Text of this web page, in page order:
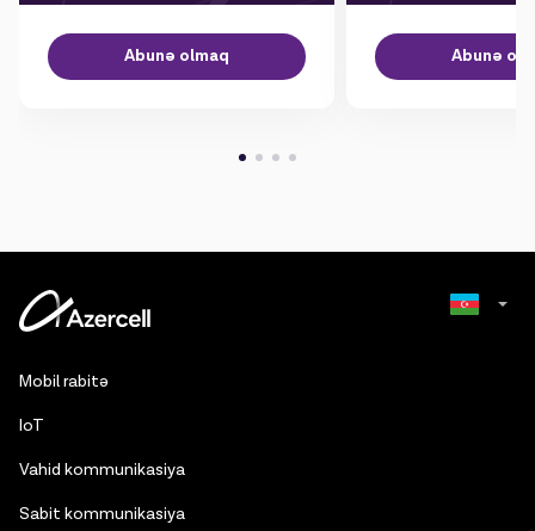
Abunə olmaq Abunə
Mobil rabitə
IoT
Vahid kommunikasiya
Sabit kommunikasiya